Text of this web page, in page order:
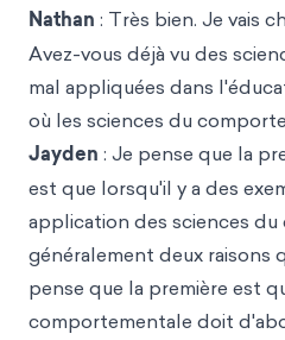
Nathan : Très bien. Je vais
Avez-vous déjà vu des
mal appliquées dans
où les sciences du
Jayden : Je pense que la
est que lorsqu'il y a des
application des sciences
généralement deux raisons
pense que la première est
comportementale doit